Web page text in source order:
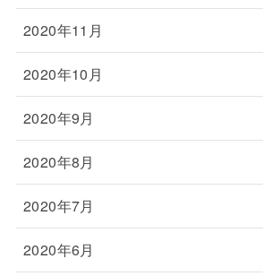
2020年11月
2020年10月
2020年9月
2020年8月
2020年7月
2020年6月